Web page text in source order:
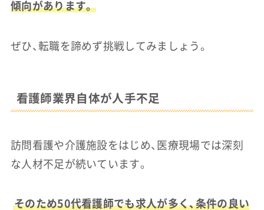
傾向があります。
ぜひ、転職を諦めず挑戦してみましょう。
看護師業界自体が人手不足
訪問看護や介護施設をはじめ、医療現場では深刻
な人材不足が続いています。
そのため50代看護師でも求人が多く、条件の良い